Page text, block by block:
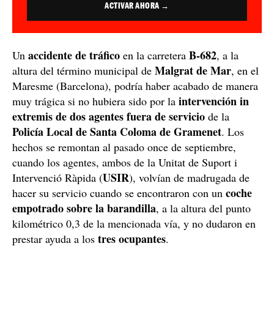
ACTIVAR AHORA →
Un accidente de tráfico en la carretera B-682, a la
altura del término municipal de Malgrat de Mar, en el
Maresme (Barcelona), podría haber acabado de manera
muy trágica si no hubiera sido por la intervención in
extremis de dos agentes fuera de servicio de la
Policía Local de Santa Coloma de Gramenet. Los
hechos se remontan al pasado once de septiembre,
cuando los agentes, ambos de la Unitat de Suport i
Intervenció Ràpida (USIR), volvían de madrugada de
hacer su servicio cuando se encontraron con un coche
empotrado sobre la barandilla, a la altura del punto
kilométrico 0,3 de la mencionada vía, y no dudaron en
prestar ayuda a los tres ocupantes.